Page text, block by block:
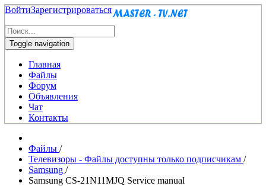
ВойтиЗарегистрироваться
Toggle navigation
Главная
Файлы
Форум
Объявления
Чат
Контакты
Файлы /
Телевизоры - Файлы доступны только подписчикам /
Samsung /
Samsung CS-21N11MJQ Service manual